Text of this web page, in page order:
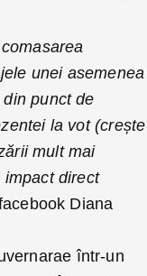
unei asemenea
punct de
la vot (crește
mult mai
direct
Diana
într-un